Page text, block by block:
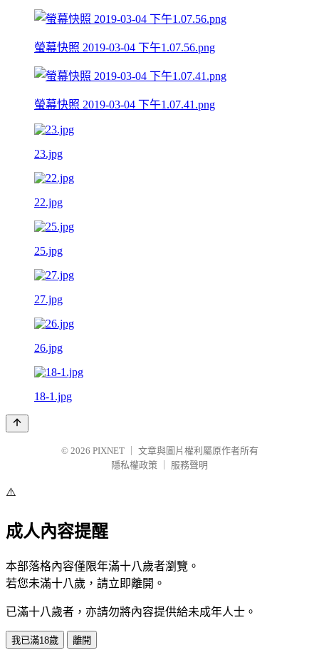
螢幕快照 2019-03-04 下午1.07.56.png
螢幕快照 2019-03-04 下午1.07.41.png
23.jpg
22.jpg
25.jpg
27.jpg
26.jpg
18-1.jpg
© 2026 PIXNET
文章與圖片權利屬原作者所有
隱私權政策
服務聲明
⚠️
成人內容提醒
本部落格內容僅限年滿十八歲者瀏覽。
若您未滿十八歲，請立即離開。
已滿十八歲者，亦請勿將內容提供給未成年人士。
我已滿18歲 離開